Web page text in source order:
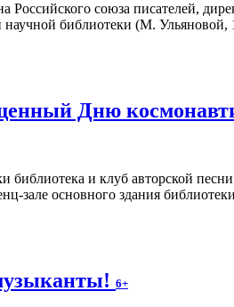
Российского союза писателей,
научной библиотеки (М. Ульяновой,
Дню
библиотека и клуб авторской
зале основного здания
6+